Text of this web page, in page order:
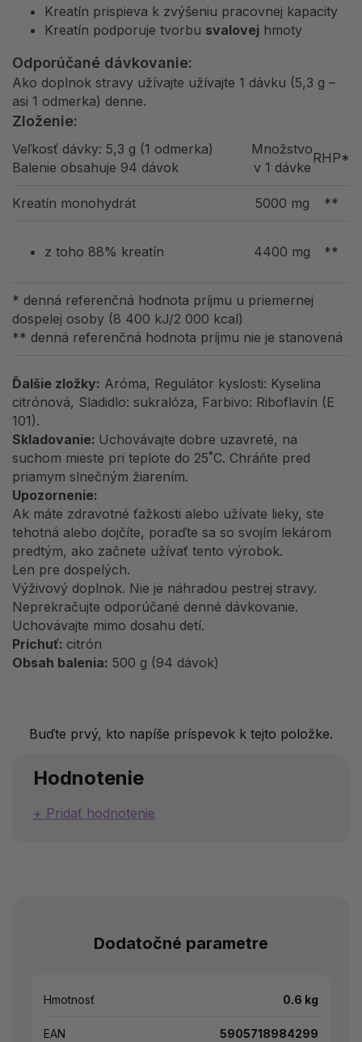
Kreatín prispieva k zvýšeniu pracovnej kapacity
Kreatín podporuje tvorbu svalovej hmoty
Odporúčané dávkovanie:
Ako doplnok stravy užívajte užívajte 1 dávku (5,3 g –
asi 1 odmerka) denne.
Zloženie:
Veľkosť dávky: 5,3 g (1 odmerka)
Balenie obsahuje 94 dávok
Množstvo
v 1 dávke
RHP*
Kreatín monohydrát 5000 mg **
z toho 88% kreatín 4400 mg **
* denná referenčná hodnota príjmu u priemernej
dospelej osoby (8 400 kJ/2 000 kcal)
** denná referenčná hodnota príjmu nie je stanovená
Ďalšie zložky: Aróma, Regulátor kyslosti: Kyselina
citrónová, Sladidlo: sukralóza, Farbivo: Riboflavín (E
101).
Skladovanie: Uchovávajte dobre uzavreté, na
suchom mieste pri teplote do 25˚C. Chráňte pred
priamym slnečným žiarením.
Upozornenie:
Ak máte zdravotné ťažkosti alebo užívate lieky, ste
tehotná alebo dojčíte, poraďte sa so svojím lekárom
predtým, ako začnete užívať tento výrobok.
Len pre dospelých.
Výživový doplnok. Nie je náhradou pestrej stravy.
Neprekračujte odporúčané denné dávkovanie.
Uchovávajte mimo dosahu detí.
Príchuť: citrón
Obsah balenia: 500 g (94 dávok)
Buďte prvý, kto napíše príspevok k tejto položke.
Hodnotenie
Pridať hodnotenie
Dodatočné parametre
Hmotnosť 0.6 kg
EAN 5905718984299